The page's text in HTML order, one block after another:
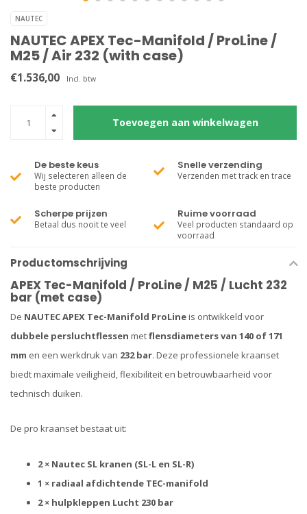
NAUTEC
NAUTEC APEX Tec-Manifold / ProLine /
M25 / Air 232 (with case)
€1.536,00 Incl. btw
Toevoegen aan winkelwagen
De beste keus
Wij selecteren alleen de
beste producten
Snelle verzending
Verzenden met track en trace
Scherpe prijzen
Betaal dus nooit te veel
Ruime voorraad
Veel producten standaard op
voorraad
Productomschrijving
APEX Tec-Manifold / ProLine / M25 / Lucht 232
bar (met case)
De NAUTEC APEX Tec-Manifold ProLineis ontwikkeld voor
dubbele persluchtflessen metflensdiameters van 140 of 171
mm en een werkdruk van 232 bar. Deze professionele kraanset
biedt maximale veiligheid, flexibiliteit en betrouwbaarheid voor
technisch duiken.
De pro kraanset bestaat uit:
2 × Nautec SL kranen (SL-L en SL-R)
1 × radiaal afdichtende TEC-manifold
2 × hulpkleppen Lucht 230 bar